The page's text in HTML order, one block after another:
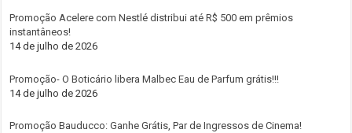
Promoção Acelere com Nestlé distribui até R$ 500 em prêmios
instantâneos!
14 de julho de 2026
Promoção- O Boticário libera Malbec Eau de Parfum grátis!!!
14 de julho de 2026
Promoção Bauducco: Ganhe Grátis, Par de Ingressos de Cinema!